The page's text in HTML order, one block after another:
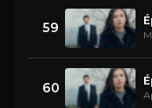
59
60